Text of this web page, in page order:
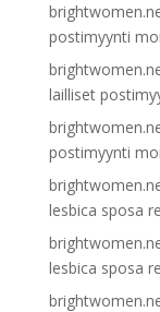
postimyynti
lailliset
postimyynti
lesbica sposa
lesbica sposa